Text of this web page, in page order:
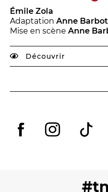
Émile Zola
Adaptation Anne
Mise en scène Anne
Découvrir